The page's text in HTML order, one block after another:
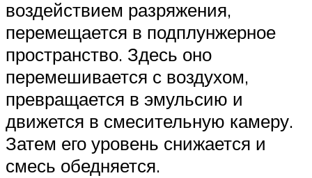
воздействием разряжения,
перемещается в подплунжерное
пространство. Здесь оно
перемешивается с воздухом,
превращается в эмульсию и
движется в смесительную камеру.
Затем его уровень снижается и
смесь обедняется.